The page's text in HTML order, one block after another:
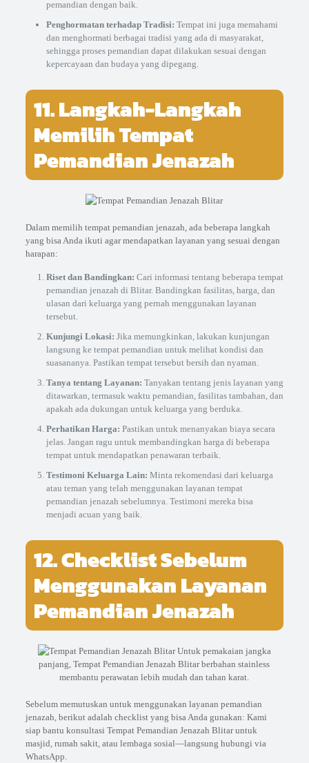
pemandian dengan baik.
Penghormatan terhadap Tradisi: Tempat ini juga memahami
dan menghormati berbagai tradisi yang ada di masyarakat,
sehingga proses pemandian dapat dilakukan sesuai dengan
kepercayaan dan budaya yang dipegang.
11. Langkah-Langkah
Memilih Tempat
Pemandian Jenazah
Dalam memilih tempat pemandian jenazah, ada beberapa langkah
yang bisa Anda ikuti agar mendapatkan layanan yang sesuai dengan
harapan:
Riset dan Bandingkan: Cari informasi tentang beberapa tempat
pemandian jenazah di Blitar. Bandingkan fasilitas, harga, dan
ulasan dari keluarga yang pernah menggunakan layanan
tersebut.
Kunjungi Lokasi: Jika memungkinkan, lakukan kunjungan
langsung ke tempat pemandian untuk melihat kondisi dan
suasananya. Pastikan tempat tersebut bersih dan nyaman.
Tanya tentang Layanan: Tanyakan tentang jenis layanan yang
ditawarkan, termasuk waktu pemandian, fasilitas tambahan, dan
apakah ada dukungan untuk keluarga yang berduka.
Perhatikan Harga: Pastikan untuk menanyakan biaya secara
jelas. Jangan ragu untuk membandingkan harga di beberapa
tempat untuk mendapatkan penawaran terbaik.
Testimoni Keluarga Lain: Minta rekomendasi dari keluarga
atau teman yang telah menggunakan layanan tempat
pemandian jenazah sebelumnya. Testimoni mereka bisa
menjadi acuan yang baik.
12. Checklist Sebelum
Menggunakan Layanan
Pemandian Jenazah
Untuk pemakaian jangka
panjang, Tempat Pemandian Jenazah Blitar berbahan stainless
membantu perawatan lebih mudah dan tahan karat.
Sebelum memutuskan untuk menggunakan layanan pemandian
jenazah, berikut adalah checklist yang bisa Anda gunakan: Kami
siap bantu konsultasi Tempat Pemandian Jenazah Blitar untuk
masjid, rumah sakit, atau lembaga sosial—langsung hubungi via
WhatsApp.